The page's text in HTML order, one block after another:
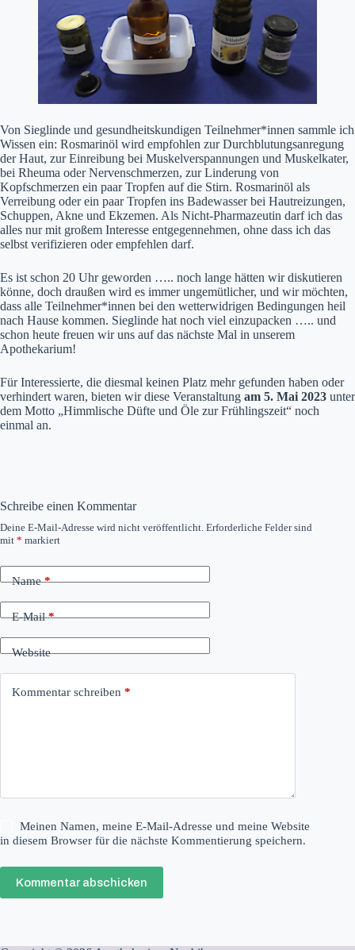
Von Sieglinde und gesundheitskundigen Teilnehmer*innen sammle ich
Wissen ein: Rosmarinöl wird empfohlen zur Durchblutungsanregung
der Haut, zur Einreibung bei Muskelverspannungen und Muskelkater,
bei Rheuma oder Nervenschmerzen, zur Linderung von
Kopfschmerzen ein paar Tropfen auf die Stirn. Rosmarinöl als
Verreibung oder ein paar Tropfen ins Badewasser bei Hautreizungen,
Schuppen, Akne und Ekzemen. Als Nicht-Pharmazeutin darf ich das
alles nur mit großem Interesse entgegennehmen, ohne dass ich das
selbst verifizieren oder empfehlen darf.
Es ist schon 20 Uhr geworden ….. noch lange hätten wir diskutieren
könne, doch draußen wird es immer ungemütlicher, und wir möchten,
dass alle Teilnehmer*innen bei den wetterwidrigen Bedingungen heil
nach Hause kommen. Sieglinde hat noch viel einzupacken ….. und
schon heute freuen wir uns auf das nächste Mal in unserem
Apothekarium!
Für Interessierte, die diesmal keinen Platz mehr gefunden haben oder
verhindert waren, bieten wir diese Veranstaltung am 5. Mai 2023 unter
dem Motto „Himmlische Düfte und Öle zur Frühlingszeit“ noch
einmal an.
Schreibe einen Kommentar
Deine E-Mail-Adresse wird nicht veröffentlicht. Erforderliche Felder sind
mit * markiert
Name*
E-Mail*
Website
Kommentar schreiben *
Meinen Namen, meine E-Mail-Adresse und meine Website
in diesem Browser für die nächste Kommentierung speichern.
Kommentar abschicken